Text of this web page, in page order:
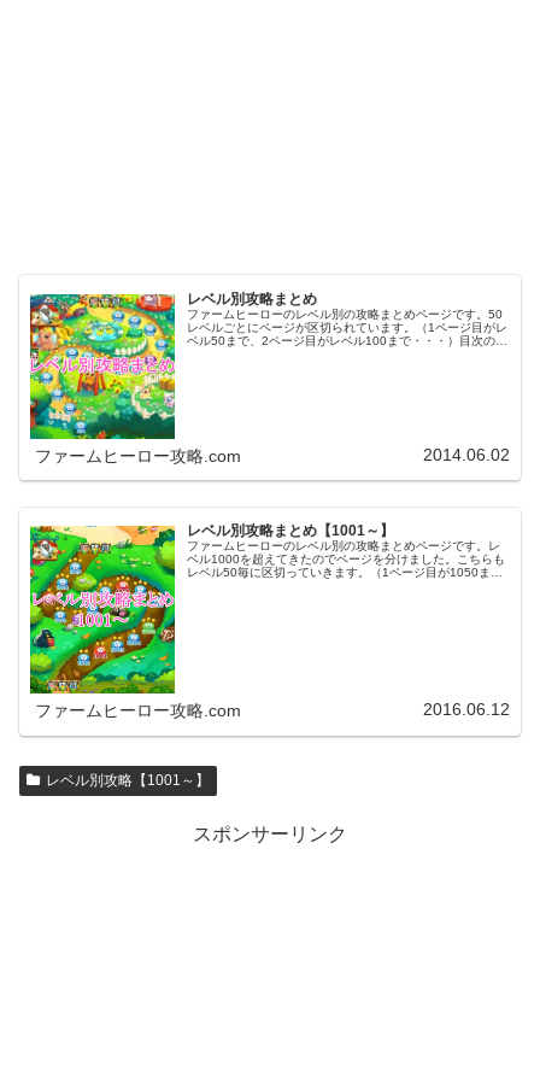
レベル別攻略まとめ
ファームヒーローのレベル別の攻略まとめページです。50
レベルごとにページが区切られています。（1ページ目がレ
ベル50まで、2ページ目がレベル100まで・・・）目次のリ
ファームヒーロー攻略.com 2014.06.02
レベル別攻略まとめ【1001～】
ファームヒーローのレベル別の攻略まとめページです。レ
ベル1000を超えてきたのでページを分けました。こちらも
レベル50毎に区切っていきます。（1ページ目が1050ま
ファームヒーロー攻略.com 2016.06.12
レベル別攻略【1001～】
スポンサーリンク